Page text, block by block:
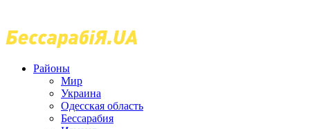
Районы
Мир
Украина
Одесская область
Бессарабия